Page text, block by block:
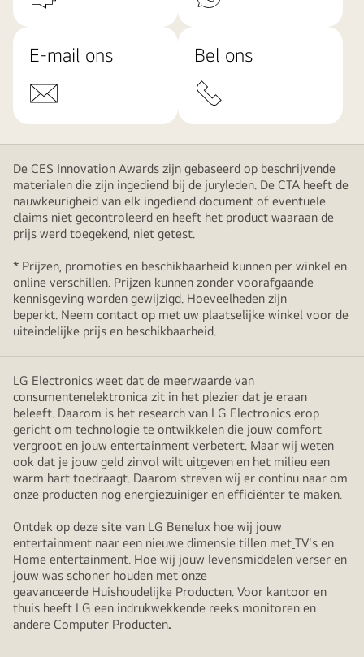
E-mail ons Bel ons
De CES Innovation Awards zijn gebaseerd op beschrijvende
materialen die zijn ingediend bij de juryleden. De CTA heeft de
nauwkeurigheid van elk ingediend document of eventuele
claims niet gecontroleerd en heeft het product waaraan de
prijs werd toegekend, niet getest.
* Prijzen, promoties en beschikbaarheid kunnen per winkel en
online verschillen. Prijzen kunnen zonder voorafgaande
kennisgeving worden gewijzigd. Hoeveelheden zijn
beperkt. Neem contact op met uw plaatselijke winkel voor de
uiteindelijke prijs en beschikbaarheid.
LG Electronics weet dat de meerwaarde van
consumentenelektronica zit in het plezier dat je eraan
beleeft. Daarom is het research van LG Electronics erop
gericht om technologie te ontwikkelen die jouw comfort
vergroot en jouw entertainment verbetert. Maar wij weten
ook dat je jouw geld zinvol wilt uitgeven en het milieu een
warm hart toedraagt. Daarom streven wij er continu naar om
onze producten nog energiezuiniger en efficiënter te maken.
Ontdek op deze site van LG Benelux hoe wij jouw
entertainment naar een nieuwe dimensie tillen met TV's en
Home entertainment. Hoe wij jouw levensmiddelen verser en
jouw was schoner houden met onze
geavanceerde Huishoudelijke Producten. Voor kantoor en
thuis heeft LG een indrukwekkende reeks monitoren en
andere Computer Producten.